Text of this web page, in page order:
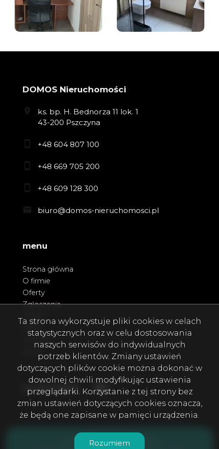
DOMOS Nieruchomości
ks. bp. H. Bednorza 11 lok. 1
43-200 Pszczyna
+48 604 807 100
+48 669 705 200
+48 609 128 300
biuro@domos-nieruchomosci.pl
menu
Strona główna
O firmie
Oferty
Zgłoszenia
Kontakt
social media Facebook
Facebook
DOMOS Nieruchomości © 2026
Ta strona wykorzystuje pliki cookies w celach
statystycznych oraz w celu dostosowania
naszych serwisów do indywidualnych
potrzeb klientów. Zmiany ustawień
dotyczących plików cookie można dokonać w
dowolnej chwili modyfikując ustawienia
przeglądarki. Korzystanie z tej strony bez
zmian ustawień dotyczących cookies oznacza,
że będą one zapisane w pamięci urządzenia.
Rozumiem